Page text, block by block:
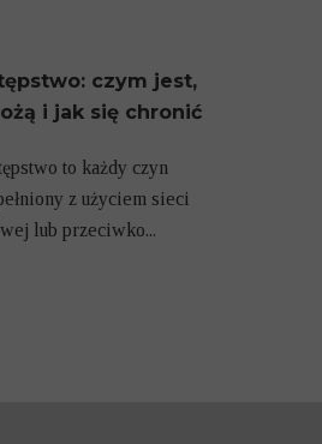
czym jest,
i jak się chronić
to każdy czyn
z użyciem sieci
lub przeciwko...